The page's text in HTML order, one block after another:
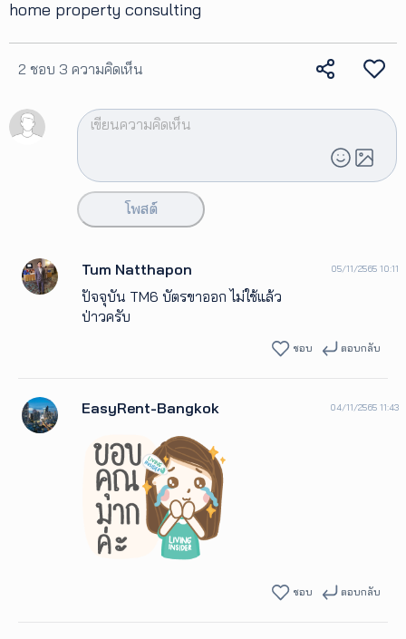
home property consulting
2 ชอบ 3 ความคิดเห็น
โพสต์
Tum Natthapon
ปัจจุบัน​ TM6​ บัตรขาออก​ ไม่ใช้แล้ว
ป่าวครับ
05/11/2565 10:11
ชอบ ตอบกลับ
EasyRent-Bangkok 04/11/2565 11:43
ชอบ ตอบกลับ